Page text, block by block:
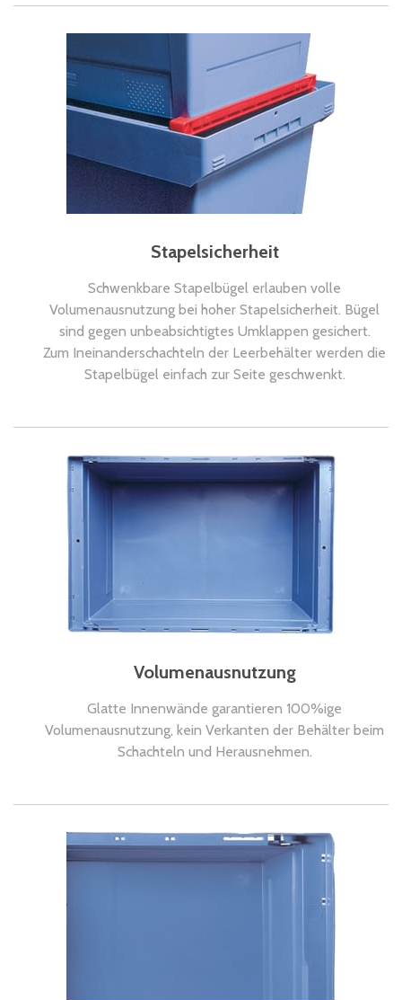
Stapelsicherheit
Schwenkbare Stapelbügel erlauben volle
Volumenausnutzung bei hoher Stapelsicherheit. Bügel
sind gegen unbeabsichtigtes Umklappen gesichert.
Zum Ineinanderschachteln der Leerbehälter werden die
Stapelbügel einfach zur Seite geschwenkt.
Volumenausnutzung
Glatte Innenwände garantieren 100%ige
Volumenausnutzung, kein Verkanten der Behälter beim
Schachteln und Herausnehmen.